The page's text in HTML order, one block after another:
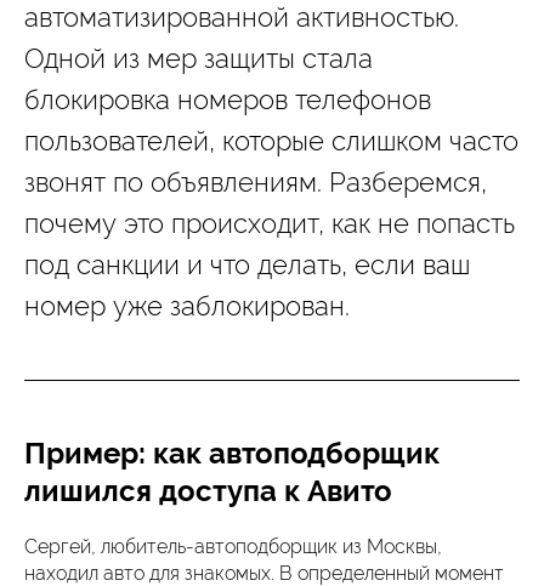
автоматизированной активностью.
Одной из мер защиты стала
блокировка номеров телефонов
пользователей, которые слишком часто
звонят по объявлениям. Разберемся,
почему это происходит, как не попасть
под санкции и что делать, если ваш
номер уже заблокирован.
Пример: как автоподборщик
лишился доступа к Авито
Сергей, любитель-автоподборщик из Москвы,
находил авто для знакомых. В определенный момент